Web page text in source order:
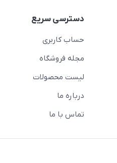
دسترسی سریع
حساب کاربری
مجله فروشگاه
لیست محصولات
درباره ما
تماس با ما